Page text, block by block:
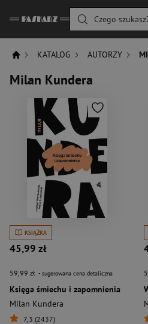
Czego
KATALOG AUTORZY
Milan Kundera
KSIĄŻKA
45,99 zł
59,99 zł - sugerowana cena detaliczna
Księga śmiechu i zapomnienia
Milan Kundera
7,3 (2437)